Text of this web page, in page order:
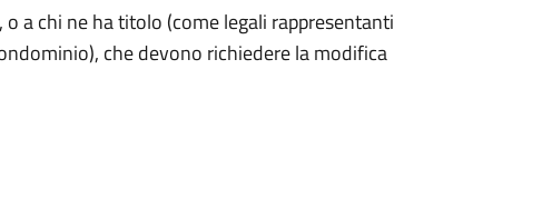
a chi ne ha titolo (come legali rappresentanti
che devono richiedere la modifica